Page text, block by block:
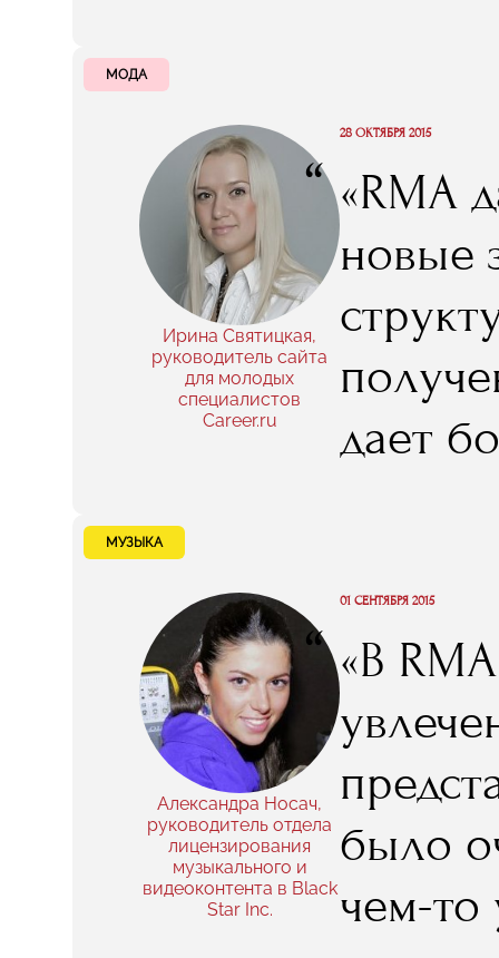
понять
и еще
когда
не
не
ваше
МОДА
Ирина Святицкая,
руководитель сайта
для молодых
специалистов
Career.ru
“
28 ОКТЯБРЯ 2015
«RMA
новые
дает
важно
МУЗЫКА
Александра Носач,
руководитель отдела
лицензирования
музыкального и
видеоконтента в Black
Star Inc.
“
01 СЕНТЯБРЯ 2015
«В
было
чем-то